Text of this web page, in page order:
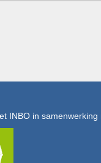
INBO in